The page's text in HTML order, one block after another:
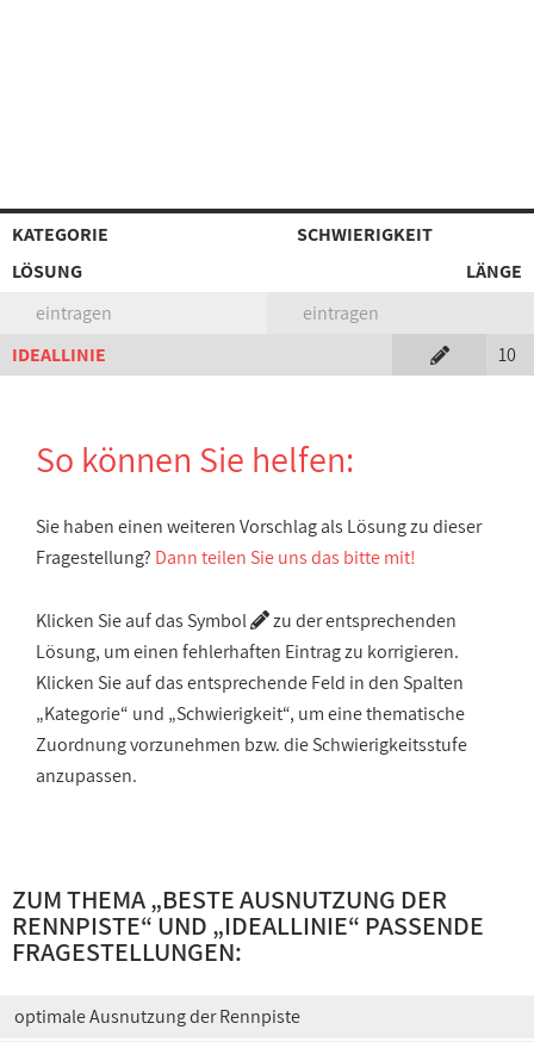
KATEGORIE
SCHWIERIGKEIT
LÖSUNG
LÄNGE
eintragen
eintragen
IDEALLINIE
10
So können Sie helfen:
Sie haben einen weiteren Vorschlag als Lösung zu dieser
Fragestellung? Dann teilen Sie uns das bitte mit!
Klicken Sie auf das Symbol
zu der entsprechenden
Lösung, um einen fehlerhaften Eintrag zu korrigieren.
Klicken Sie auf das entsprechende Feld in den Spalten
„Kategorie“ und „Schwierigkeit“, um eine thematische
Zuordnung vorzunehmen bzw. die Schwierigkeitsstufe
anzupassen.
ZUM THEMA „BESTE AUSNUTZUNG DER
RENNPISTE“ UND „IDEALLINIE“ PASSENDE
FRAGESTELLUNGEN:
optimale Ausnutzung der Rennpiste